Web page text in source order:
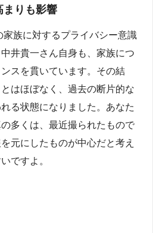
まりも影響
族に対するプライバシー意識
井貴一さん自身も、家族につ
スを貫いています。その結
はほぼなく、過去の断片的な
る状態になりました。あなた
多くは、最近撮られたもので
元にしたものが中心だと考え
ですよ。